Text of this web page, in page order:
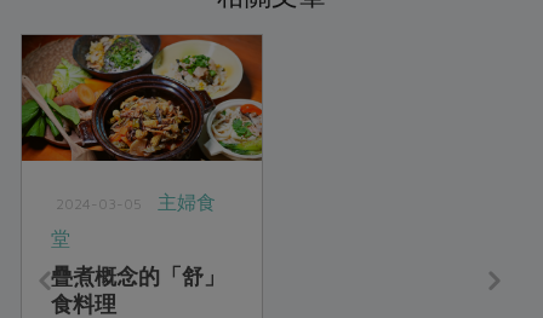
2024-03-05
主婦食
堂
疊煮概念的「舒」
食料理